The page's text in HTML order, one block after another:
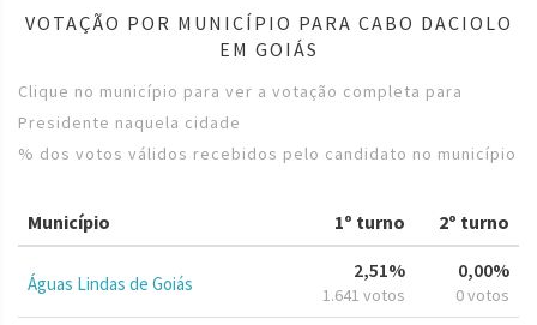
VOTAÇÃO POR MUNICÍPIO PARA CABO DACIOLO
EM GOIÁS
Clique no município para ver a votação completa para
Presidente naquela cidade
% dos votos válidos recebidos pelo candidato no município
Município 1º turno 2º turno
Águas Lindas de Goiás
2,51%
1.641 votos
0,00%
0 votos